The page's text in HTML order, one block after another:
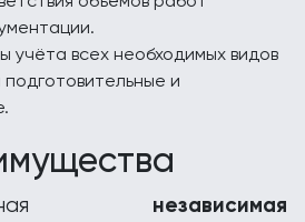
учёта всех необходимых видов
и
независимая